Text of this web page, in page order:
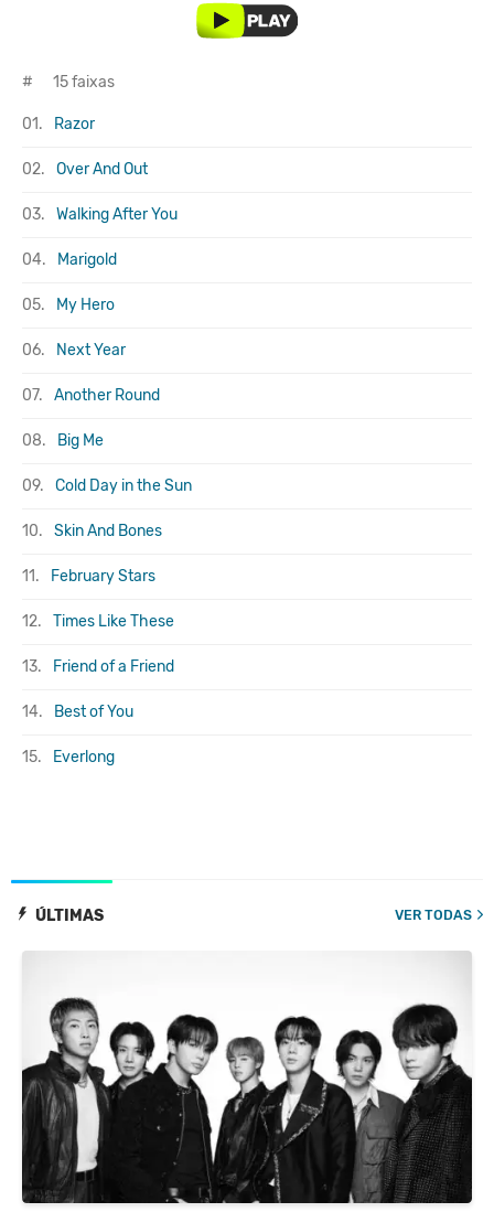
# 15 faixas
01. Razor
02. Over And Out
03. Walking After You
04. Marigold
05. My Hero
06. Next Year
07. Another Round
08. Big Me
09. Cold Day in the Sun
10. Skin And Bones
11. February Stars
12. Times Like These
13. Friend of a Friend
14. Best of You
15. Everlong
ÚLTIMAS VER TODAS